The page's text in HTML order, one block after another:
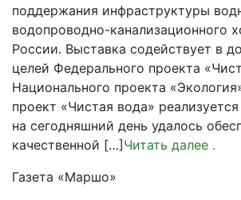
поддержания инфраструктуры
водопроводно-канализационного
России. Выставка содействует в
целей Федерального проекта
Национального проекта
проект «Чистая вода»
на сегодняшний день удалось
качественной […] Читать далее .
Газета «Маршо»